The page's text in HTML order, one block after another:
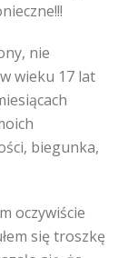
nie
wieku 17 lat
biegunka,
oczywiście
się troszkę